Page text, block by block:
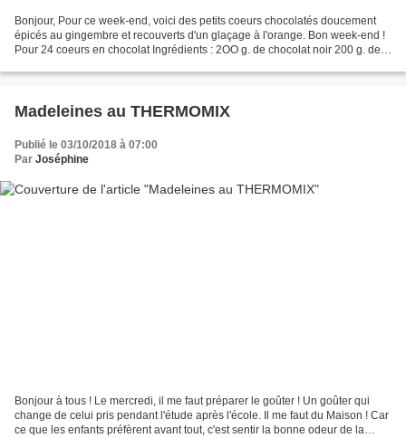
Bonjour, Pour ce week-end, voici des petits coeurs chocolatés doucement
épicés au gingembre et recouverts d'un glaçage à l'orange. Bon week-end !
Pour 24 coeurs en chocolat Ingrédients : 2OO g. de chocolat noir 200 g. de
Madeleines au THERMOMIX
Publié le 03/10/2018 à 07:00
Par Joséphine
Bonjour à tous ! Le mercredi, il me faut préparer le goûter ! Un goûter qui
change de celui pris pendant l'étude après l'école. Il me faut du Maison ! Car
ce que les enfants préfèrent avant tout, c'est sentir la bonne odeur de la